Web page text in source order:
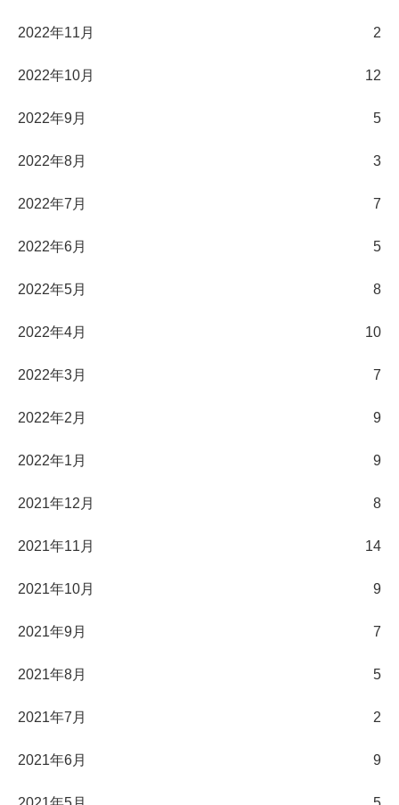
2022年11月 2
2022年10月 12
2022年9月 5
2022年8月 3
2022年7月 7
2022年6月 5
2022年5月 8
2022年4月 10
2022年3月 7
2022年2月 9
2022年1月 9
2021年12月 8
2021年11月 14
2021年10月 9
2021年9月 7
2021年8月 5
2021年7月 2
2021年6月 9